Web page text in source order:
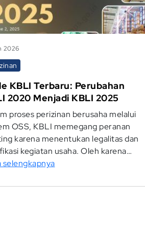
2026
KBLI Terbaru: Perubahan
2020 Menjadi KBLI 2025
proses perizinan berusaha melalui
OSS, KBLI memegang peranan
karena menentukan legalitas dan
kegiatan usaha. Oleh karena…
selengkapnya